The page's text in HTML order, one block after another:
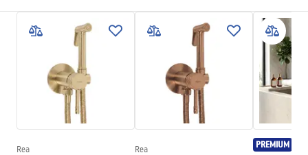
Cor
Cobre
Tipo de bica
Móvel
Intervalo da goteira
90mm
mm
Technologia powłoki
Diâmetro da conexão
Instruções de montagem
Faucet.pdf
Condições de garantia
Warranty_Terms_and_Conditions_Faucets_-_5.pdf
Rea Rea PREMIUM